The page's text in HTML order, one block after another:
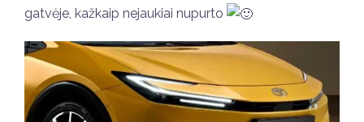
gatvėje, kažkaip nejaukiai nupurto